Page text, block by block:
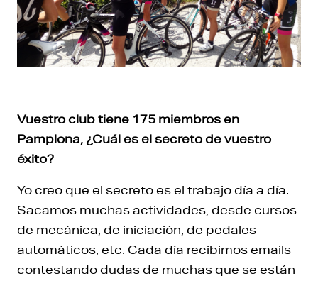
Vuestro club tiene 175 miembros en
Pamplona, ¿Cuál es el secreto de vuestro
éxito?
Yo creo que el secreto es el trabajo día a día.
Sacamos muchas actividades, desde cursos
de mecánica, de iniciación, de pedales
automáticos, etc. Cada día recibimos emails
contestando dudas de muchas que se están